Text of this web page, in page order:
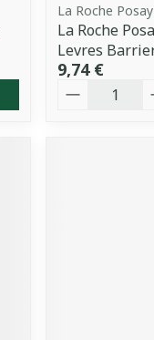
La Roche Posay
La Roche
Levres
9,74 €
Quantité